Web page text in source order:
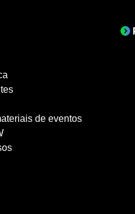
de eventos